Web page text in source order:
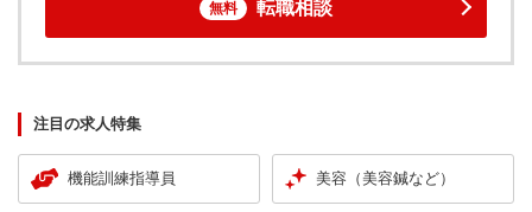
無料 転職相談
注目の求人特集
機能訓練指導員 美容（美容鍼など）